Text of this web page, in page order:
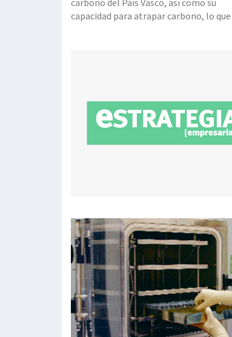
carbono del País Vasco, así como su
capacidad para atrapar carbono, lo que